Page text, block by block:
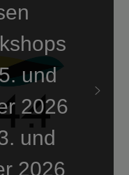
und
2026
und
2026